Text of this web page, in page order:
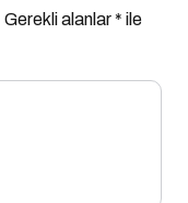
Gerekli alanlar* ile